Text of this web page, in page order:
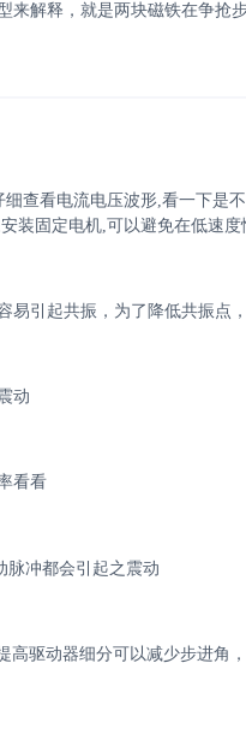
来解释，就是两块磁铁在争抢
细查看电流电压波形,看一下是
装固定电机,可以避免在低速
易引起共振，为了降低共振点
动
看看
脉冲都会引起之震动
高驱动器细分可以减少步进